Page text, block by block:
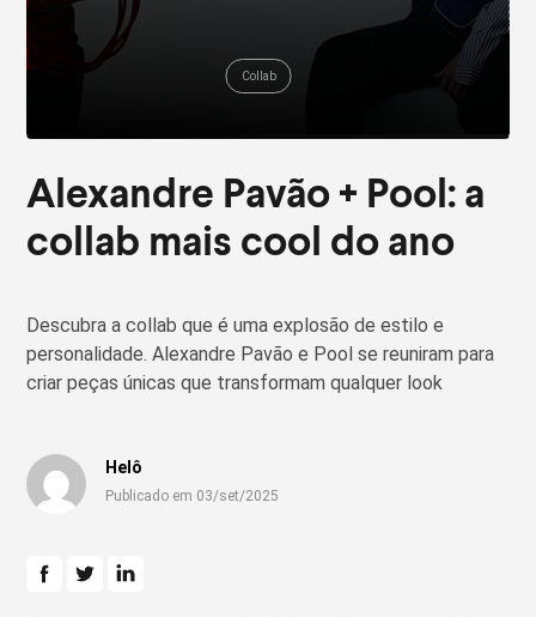
Collab
Alexandre Pavão + Pool: a
collab mais cool do ano
Descubra a collab que é uma explosão de estilo e
personalidade. Alexandre Pavão e Pool se reuniram para
criar peças únicas que transformam qualquer look
Helô
Publicado em 03/set/2025